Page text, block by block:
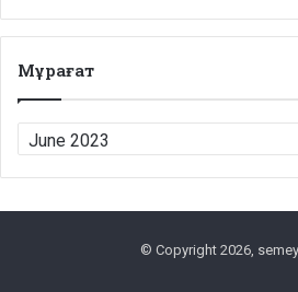
Мұрағат
Мұрағат
© Copyright 2026,